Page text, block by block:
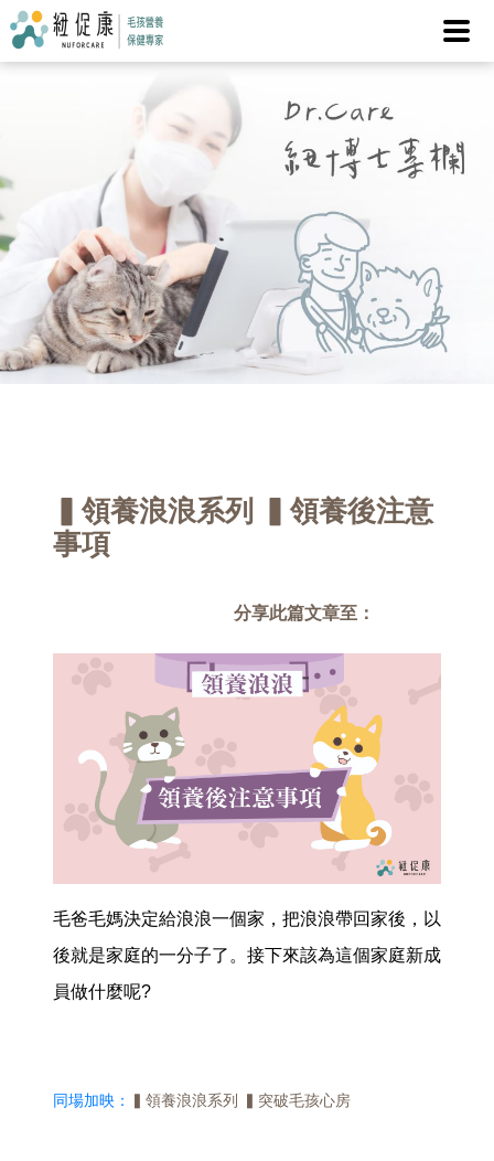
▍領養浪浪系列 ▍領養後注意
事項
分享此篇文章至：
毛爸毛媽決定給浪浪一個家，把浪浪帶回家後，以
後就是家庭的一分子了。接下來該為這個家庭新成
員做什麼呢?
同場加映： ▍領養浪浪系列 ▍突破毛孩心房